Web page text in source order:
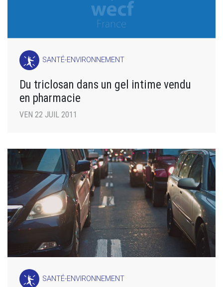
SANTÉ-ENVIRONNEMENT
Du triclosan dans un gel intime vendu
en pharmacie
VEN 22 JUIL 2011
SANTÉ-ENVIRONNEMENT